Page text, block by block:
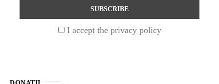
I accept the privacy policy
2 years ago
Seriale turcesti:Top 5 cele mai bune seriale
poti debloca